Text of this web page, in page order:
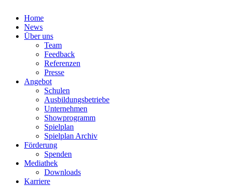
Home
News
Über uns
Team
Feedback
Referenzen
Presse
Angebot
Schulen
Ausbildungsbetriebe
Unternehmen
Showprogramm
Spielplan
Spielplan Archiv
Förderung
Spenden
Mediathek
Downloads
Karriere